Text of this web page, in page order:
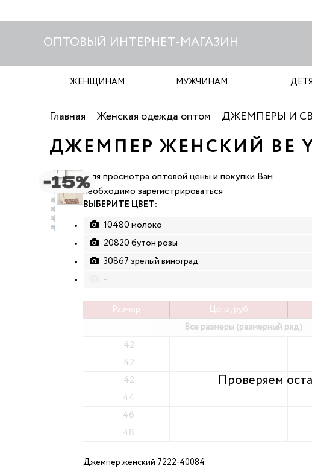
ОПТОВЫЙ ИНТЕРНЕТ-МАГАЗИН
ЖЕНЩИНАМ МУЖЧИНАМ
Главная Женская одежда оптом ДЖЕМПЕРЫ И
ДЖЕМПЕР ЖЕНСКИЙ BE
Для просмотра оптовой цены и покупки Вам
необходимо зарегистрироваться
ВЫБЕРИТЕ ЦВЕТ:
10480 молоко
20820 бутон розы
30867 зрелый виноград
-
Размер Цена, руб
Все размеры (размерный ряд)
42
42
42
44
46
48
Джемпер женский 7222-40084